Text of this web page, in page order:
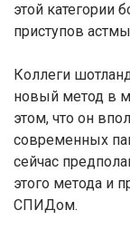
этой категории
приступов
Коллеги
новый метод в
этом, что он
современных
сейчас
этого метода и
СПИДом.